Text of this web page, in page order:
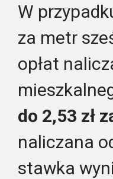
W
za metr
opłat
do 2,53 zł
naliczana
stawka